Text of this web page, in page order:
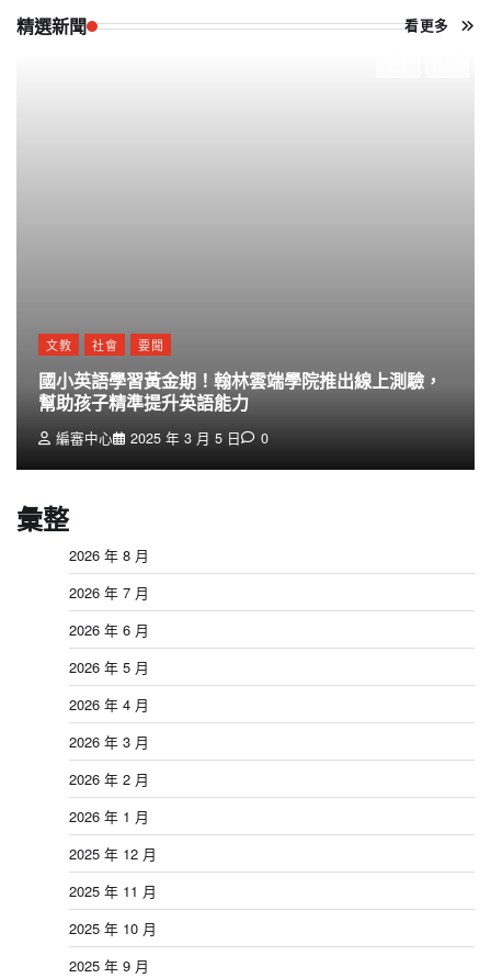
精選新聞 看更多
文教 社會 要聞
國小英語學習黃金期！翰林雲端學院推出線上測驗，
幫助孩子精準提升英語能力
編審中心 2025 年 3 月 5 日 0
彙整
2026 年 8 月
2026 年 7 月
2026 年 6 月
2026 年 5 月
2026 年 4 月
2026 年 3 月
2026 年 2 月
2026 年 1 月
2025 年 12 月
2025 年 11 月
2025 年 10 月
2025 年 9 月